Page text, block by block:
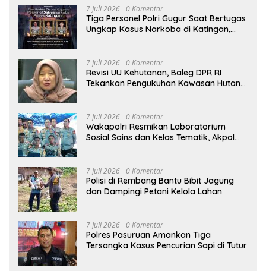
7 Juli 2026 0 Komentar
Tiga Personel Polri Gugur Saat Bertugas
Ungkap Kasus Narkoba di Katingan,
7 Juli 2026 0 Komentar
Revisi UU Kehutanan, Baleg DPR RI
Tekankan Pengukuhan Kawasan Hutan
7 Juli 2026 0 Komentar
Wakapolri Resmikan Laboratorium
Sosial Sains dan Kelas Tematik, Akpol
7 Juli 2026 0 Komentar
Polisi di Rembang Bantu Bibit Jagung
dan Dampingi Petani Kelola Lahan
7 Juli 2026 0 Komentar
Polres Pasuruan Amankan Tiga
Tersangka Kasus Pencurian Sapi di Tutur